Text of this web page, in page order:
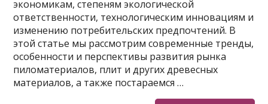
экономикам, степеням экологической
ответственности, технологическим инновациям и
изменению потребительских предпочтений. В
этой статье мы рассмотрим современные тренды,
особенности и перспективы развития рынка
пиломатериалов, плит и других древесных
материалов, а также постараемся …